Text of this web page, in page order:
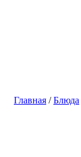
Главная /Блюда